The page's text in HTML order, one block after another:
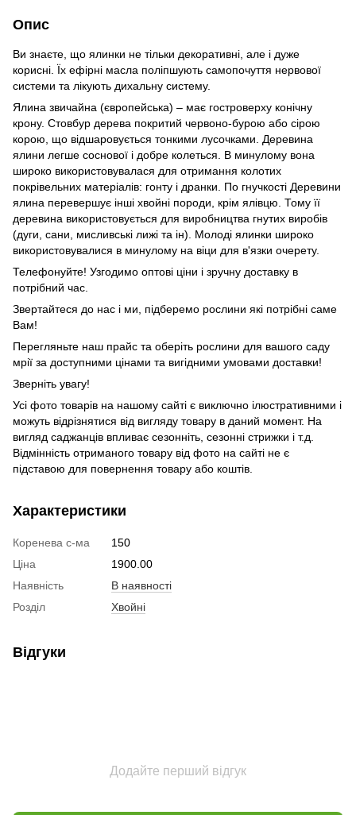
Опис
Ви знаєте, що ялинки не тільки декоративні, але і дуже
корисні. Їх ефірні масла поліпшують самопочуття нервової
системи та лікують дихальну систему.
Ялина звичайна (європейська) – має гостроверху конічну
крону. Стовбур дерева покритий червоно-бурою або сірою
корою, що відшаровується тонкими лусочками. Деревина
ялини легше соснової і добре колеться. В минулому вона
широко використовувалася для отримання колотих
покрівельних матеріалів: гонту і дранки. По гнучкості Деревини
ялина перевершує інші хвойні породи, крім ялівцю. Тому її
деревина використовується для виробництва гнутих виробів
(дуги, сани, мисливські лижі та ін). Молоді ялинки широко
використовувалися в минулому на віци для в'язки очерету.
Телефонуйте! Узгодимо оптові ціни і зручну доставку в
потрібний час.
Звертайтеся до нас і ми, підберемо рослини які потрібні саме
Вам!
Перегляньте наш прайс та оберіть рослини для вашого саду
мрії за доступними цінами та вигідними умовами доставки!
Зверніть увагу!
Усі фото товарів на нашому сайті є виключно ілюстративними і
можуть відрізнятися від вигляду товару в даний момент. На
вигляд саджанців впливає сезонніть, сезонні стрижки і т.д.
Відмінність отриманого товару від фото на сайті не є
підставою для повернення товару або коштів.
Характеристики
Коренева с-ма
150
Ціна
1900.00
Наявність
В наявності
Розділ
Хвойні
Відгуки
Додайте перший відгук